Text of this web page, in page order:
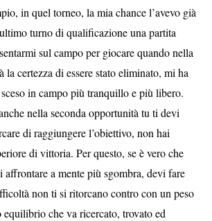
in quel torneo, la mia chance l’avevo già
turno di qualificazione una partita
sul campo per giocare quando nella
la certezza di essere stato eliminato, mi ha
in campo più tranquillo e più libero.
nella seconda opportunità tu ti devi
di raggiungere l’obiettivo, non hai
di vittoria. Per questo, se è vero che
a mente più sgombra, devi fare
non ti si ritorcano contro con un peso
che va ricercato, trovato ed